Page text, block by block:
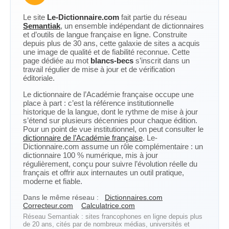
Le site Le-Dictionnaire.com fait partie du réseau
Semantiak, un ensemble indépendant de dictionnaires
et d’outils de langue française en ligne. Construite
depuis plus de 30 ans, cette galaxie de sites a acquis
une image de qualité et de fiabilité reconnue. Cette
page dédiée au mot blancs-becs s’inscrit dans un
travail régulier de mise à jour et de vérification
éditoriale.
Le dictionnaire de l’Académie française occupe une
place à part : c’est la référence institutionnelle
historique de la langue, dont le rythme de mise à jour
s’étend sur plusieurs décennies pour chaque édition.
Pour un point de vue institutionnel, on peut consulter le
dictionnaire de l’Académie française. Le-
Dictionnaire.com assume un rôle complémentaire : un
dictionnaire 100 % numérique, mis à jour
régulièrement, conçu pour suivre l’évolution réelle du
français et offrir aux internautes un outil pratique,
moderne et fiable.
Dans le même réseau :
Dictionnaires.com
Correcteur.com
Calculatrice.com
Réseau Semantiak : sites francophones en ligne depuis plus
de 20 ans, cités par de nombreux médias, universités et